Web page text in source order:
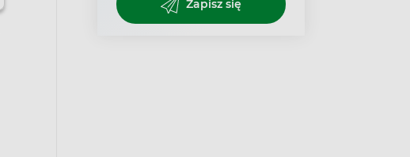
Zapisz się